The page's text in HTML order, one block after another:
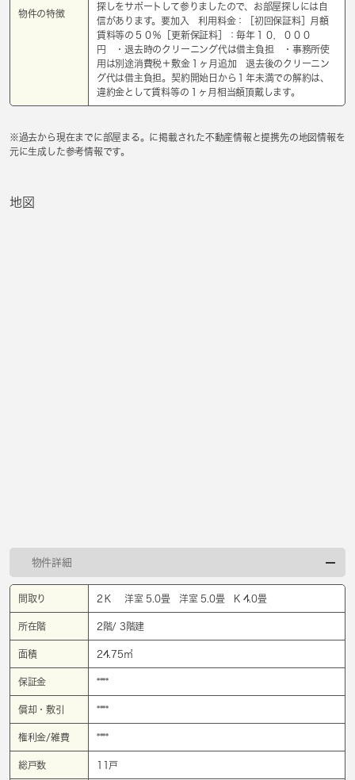
物件の特徴
探しをサポートして参りましたので、お部屋探しには自
信があります。要加入 利用料金：［初回保証料］月額
賃料等の５０％［更新保証料］：毎年１０，０００
円 ・退去時のクリーニング代は借主負担 ・事務所使
用は別途消費税＋敷金１ヶ月追加 退去後のクリーニン
グ代は借主負担。契約開始日から１年未満での解約は、
違約金として賃料等の１ヶ月相当額頂戴します。
※過去から現在までに部屋まる。に掲載された不動産情報と提携先の地図情報を
元に生成した参考情報です。
地図
物件詳細
間取り 2Ｋ 洋室 5.0畳 洋室 5.0畳 K 4.0畳
所在階 2階/ 3階建
面積 24.75㎡
保証金 ****
償却・敷引 ****
権利金/雑費 ****
総戸数 11戸